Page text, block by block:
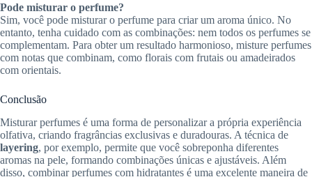
Pode misturar o perfume?
Sim, você pode misturar o perfume para criar um aroma único. No
entanto, tenha cuidado com as combinações: nem todos os perfumes se
complementam. Para obter um resultado harmonioso, misture perfumes
com notas que combinam, como florais com frutais ou amadeirados
com orientais.
Conclusão
Misturar perfumes é uma forma de personalizar a própria experiência
olfativa, criando fragrâncias exclusivas e duradouras. A técnica de
layering, por exemplo, permite que você sobreponha diferentes
aromas na pele, formando combinações únicas e ajustáveis. Além
disso, combinar perfumes com hidratantes é uma excelente maneira de